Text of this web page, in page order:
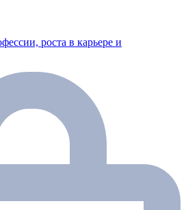
роста в карьере и